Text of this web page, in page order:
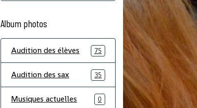
Album photos
Audition des élèves 75
Audition des sax 35
Musiques actuelles 0